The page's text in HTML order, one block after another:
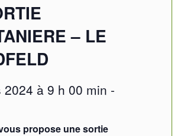
– LE
2024 à 9 h 00 min -
propose une sortie